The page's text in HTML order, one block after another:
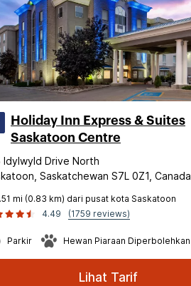
Holiday Inn Express & Suites
Saskatoon Centre
Idylwyld Drive North
Saskatchewan S7L 0Z1, Canada
mi (0.83 km) dari pusat kota Saskatoon
4.49
(1759 reviews)
Parkir Hewan Piaraan Diperbolehkan
Lihat Tarif